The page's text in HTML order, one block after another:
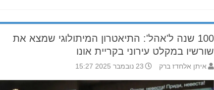
100 שנה ל'אהל': התיאטרון המיתולוגי שמצא את
שורשיו במקלט עירוני בקריית אונו
איתן אלחדז ברק 23 נובמבר 2025 15:27